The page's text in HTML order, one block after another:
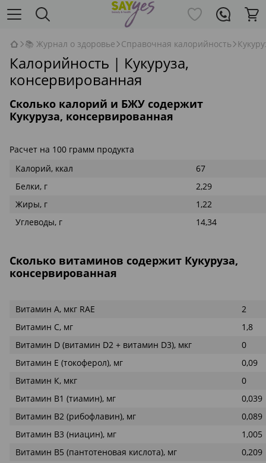
📚 Журнал о здоровье Справочная калорийность
Калорийность | Кукуруза,
консервированная
Сколько калорий и БЖУ содержит
Кукуруза, консервированная
Расчет на 100 грамм продукта
Калорий, ккал
67
Белки, г
2,29
Жиры, г
1,22
Углеводы, г
14,34
Сколько витаминов содержит Кукуруза,
консервированная
Витамин А, мкг RAE
2
Витамин С, мг
1,8
Витамин D (витамин D2 + витамин D3), мкг
0
Витамин Е (токоферол), мг
0,09
Витамин К, мкг
0
Витамин В1 (тиамин), мг
0,039
Витамин В2 (рибофлавин), мг
0,089
Витамин В3 (ниацин), мг
1,005
Витамин В5 (пантотеновая кислота), мг
0,209